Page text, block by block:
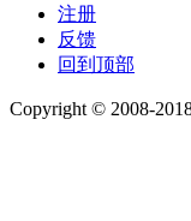
注册
反馈
回到顶部
Copyright © 2008-